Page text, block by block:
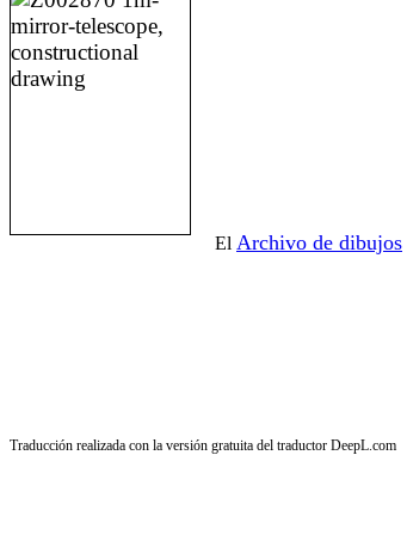
El Archivo de dibujos
Traducción realizada con la versión gratuita del traductor DeepL.com